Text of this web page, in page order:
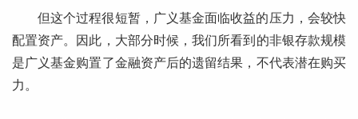
但这个过程很短暂，广义基金面临收益的压力，会较快
配置资产。因此，大部分时候，我们所看到的非银存款规模
是广义基金购置了金融资产后的遗留结果，不代表潜在购买
力。